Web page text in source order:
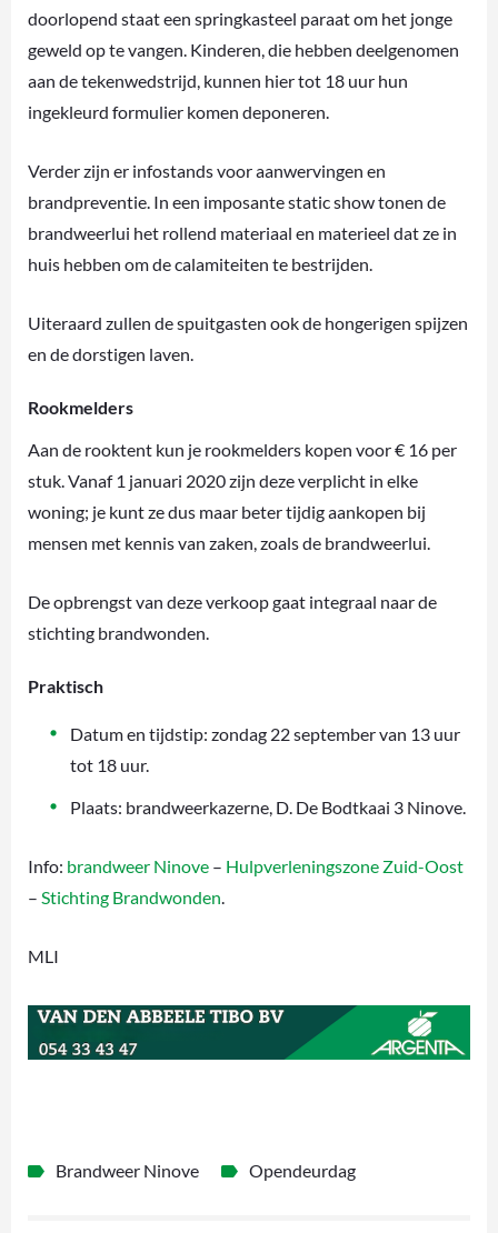
doorlopend staat een springkasteel paraat om het jonge
geweld op te vangen. Kinderen, die hebben deelgenomen
aan de tekenwedstrijd, kunnen hier tot 18 uur hun
ingekleurd formulier komen deponeren.
Verder zijn er infostands voor aanwervingen en
brandpreventie. In een imposante static show tonen de
brandweerlui het rollend materiaal en materieel dat ze in
huis hebben om de calamiteiten te bestrijden.
Uiteraard zullen de spuitgasten ook de hongerigen spijzen
en de dorstigen laven.
Rookmelders
Aan de rooktent kun je rookmelders kopen voor € 16 per
stuk. Vanaf 1 januari 2020 zijn deze verplicht in elke
woning; je kunt ze dus maar beter tijdig aankopen bij
mensen met kennis van zaken, zoals de brandweerlui.
De opbrengst van deze verkoop gaat integraal naar de
stichting brandwonden.
Praktisch
Datum en tijdstip: zondag 22 september van 13 uur
tot 18 uur.
Plaats: brandweerkazerne, D. De Bodtkaai 3 Ninove.
Info: brandweer Ninove – Hulpverleningszone Zuid-Oost
– Stichting Brandwonden.
MLI
Brandweer Ninove Opendeurdag